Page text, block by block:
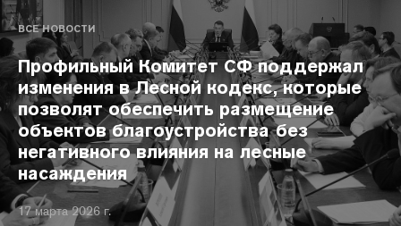
ВСЕ НОВОСТИ
Профильный Комитет СФ поддержал
изменения в Лесной кодекс, которые
позволят обеспечить размещение
объектов благоустройства без
негативного влияния на лесные
насаждения
17 марта 2026 г.